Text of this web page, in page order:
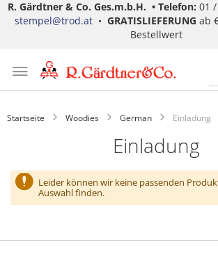
R. Gärdtner & Co. Ges.m.b.H. • Telefon: 01
stempel@trod.at • GRATISLIEFERUNG ab
Bestellwert
Inhalt
springen
Startseite Woodies German Einladung
Einladung
Leider können wir keine passenden
Auswahl finden.